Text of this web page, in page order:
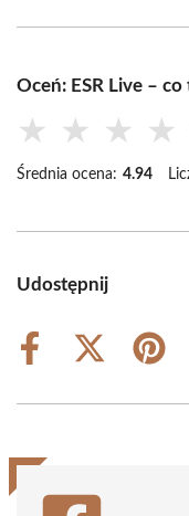
Oceń: ESR Live –
★ ★ ★ ★
Średnia ocena: 4.94
Udostępnij
Share
Share
(Twitter)
Share